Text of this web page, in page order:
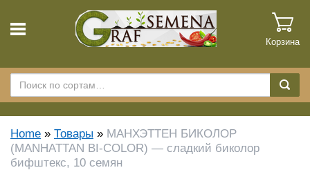
Корзина
Home » Товары » МАНХЭТТЕН БИКОЛОР
(MANHATTAN BI-COLOR) — сладкий биколор
бифштекс, 10 семян